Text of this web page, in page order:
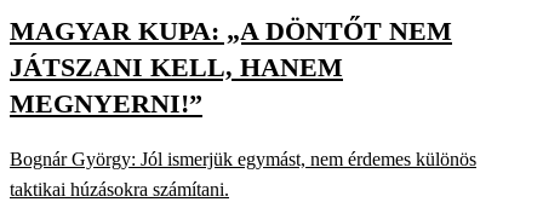
MAGYAR KUPA: „A DÖNTŐT NEM
JÁTSZANI KELL, HANEM
MEGNYERNI!”
Bognár György: Jól ismerjük egymást, nem érdemes különös
taktikai húzásokra számítani.